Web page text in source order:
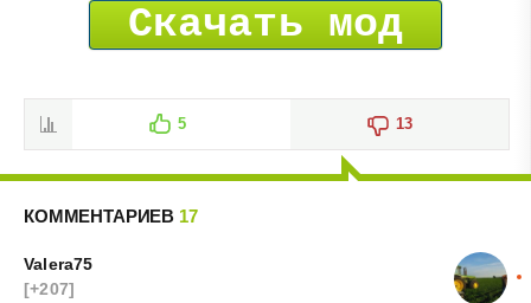
Скачать мод
5 13
КОММЕНТАРИЕВ 17
Valera75
[+207]